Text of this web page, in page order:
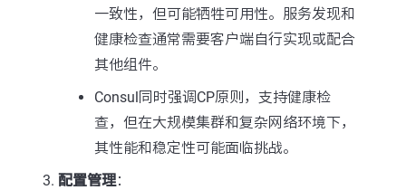
一致性，但可能牺牲可用性。服务发现和
健康检查通常需要客户端自行实现或配合
其他组件。
Consul同时强调CP原则，支持健康检
查，但在大规模集群和复杂网络环境下，
其性能和稳定性可能面临挑战。
配置管理：